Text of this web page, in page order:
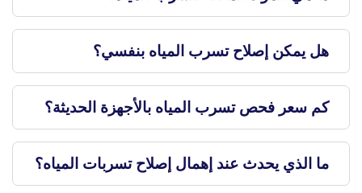
هل يمكن إصلاح تسرب المياه بنفسي؟
كم سعر فحص تسرب المياه بالأجهزة الحديثة؟
ما الذي يحدث عند إهمال إصلاح تسربات المياه؟